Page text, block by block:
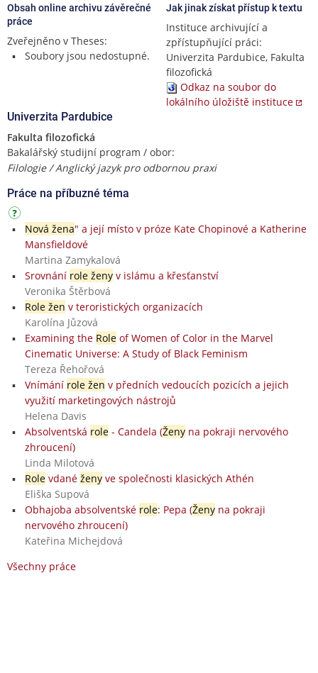
Obsah online archivu závěrečné
práce
Zveřejněno v Theses:
Soubory jsou nedostupné.
Jak jinak získat přístup k textu
Instituce archivující a
zpřístupňující práci:
Univerzita Pardubice, Fakulta
filozofická
Odkaz na soubor do
lokálního úložiště instituce
Univerzita Pardubice
Fakulta filozofická
Bakalářský studijní program / obor:
Filologie / Anglický jazyk pro odbornou praxi
Práce na příbuzné téma
Nová žena" a její místo v próze Kate Chopinové a Katherine
Mansfieldové
Martina Zamykalová
Srovnání role ženyv islámu a křesťanství
Veronika Štěrbová
Role žen v teroristických organizacích
Karolína Jůzová
Examining the Roleof Women of Color in the Marvel
Cinematic Universe: A Study of Black Feminism
Tereza Řehořová
Vnímání role žen v předních vedoucích pozicích a jejich
využití marketingových nástrojů
Helena Davis
Absolventská role- Candela (Ženyna pokraji nervového
zhroucení)
Linda Milotová
Rolevdané ženyve společnosti klasických Athén
Eliška Supová
Obhajoba absolventské role: Pepa (Ženyna pokraji
nervového zhroucení)
Kateřina Michejdová
Všechny práce